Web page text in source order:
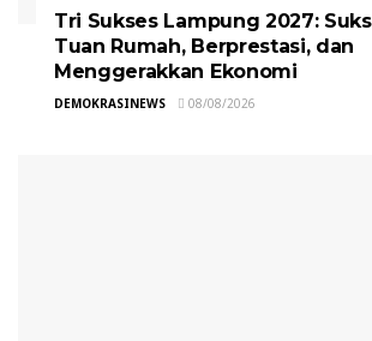
Tri Sukses Lampung 2027:
Tuan Rumah, Berprestasi, dan
Menggerakkan Ekonomi
DEMOKRASINEWS 08/08/2026